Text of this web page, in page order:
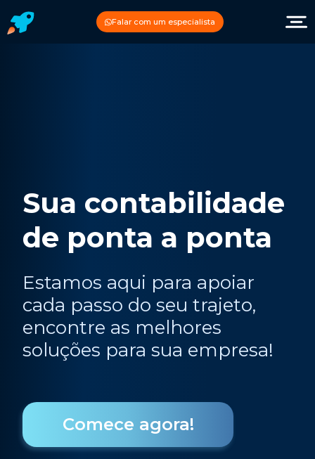
Falar com um especialista
Sua contabilidade
de ponta a ponta
Estamos aqui para apoiar
cada passo do seu trajeto,
encontre as melhores
soluções para sua empresa!
Comece agora!